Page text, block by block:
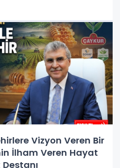
Vizyon Veren Bir
İlham Veren Hayat